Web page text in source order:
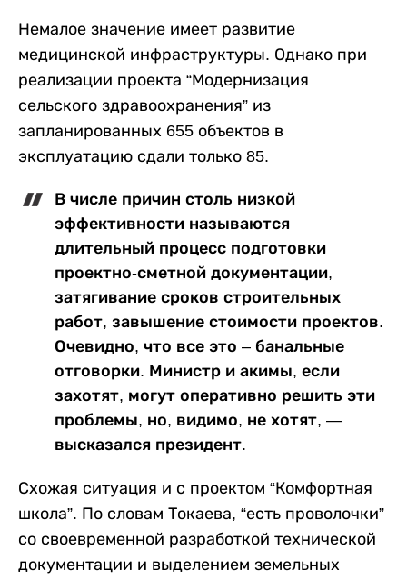
Немалое значение имеет развитие
медицинской инфраструктуры. Однако при
реализации проекта “Модернизация
сельского здравоохранения” из
запланированных 655 объектов в
эксплуатацию сдали только 85.
В числе причин столь низкой
эффективности называются
длительный процесс подготовки
проектно-сметной документации,
затягивание сроков строительных
работ, завышение стоимости проектов.
Очевидно, что все это – банальные
отговорки. Министр и акимы, если
захотят, могут оперативно решить эти
проблемы, но, видимо, не хотят, —
высказался президент.
Схожая ситуация и с проектом “Комфортная
школа”. По словам Токаева, “есть проволочки”
со своевременной разработкой технической
документации и выделением земельных